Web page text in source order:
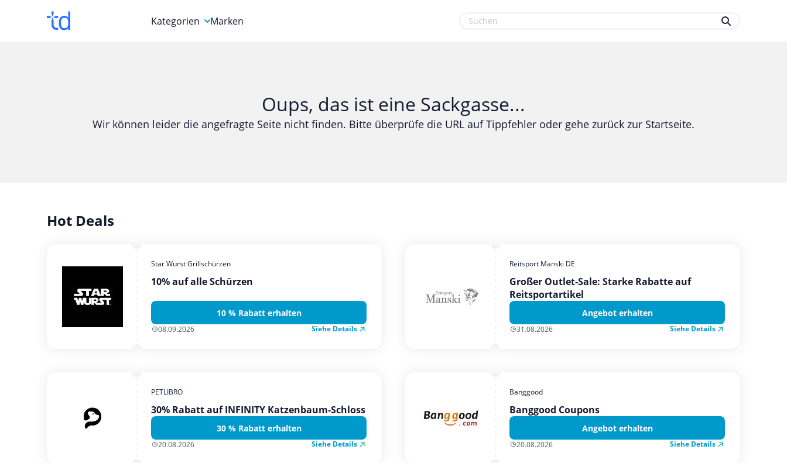
Kategorien
Computer & Elektronik
Gesundheit & Beauty
Mobilfunk & Internet
Marken
Oups, das ist eine Sackgasse...
Wir können leider die angefragte Seite nicht finden. Bitte überprüfe die URL auf Tippfehler oder gehe zurück zur Startseite.
Hot Deals
Star Wurst Grillschürzen
10% auf alle Schürzen
10 % Rabatt erhalten
08.09.2026 Siehe Details
Reitsport Manski DE
Großer Outlet-Sale: Starke Rabatte auf
Reitsportartikel
Angebot erhalten
31.08.2026 Siehe Details
PETLIBRO
30% Rabatt auf INFINITY Katzenbaum-Schloss
30 % Rabatt erhalten
20.08.2026 Siehe Details
Banggood
Banggood Coupons
Angebot erhalten
20.08.2026 Siehe Details